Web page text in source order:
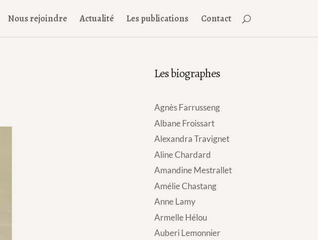
Nous rejoindre Actualité Les publications Contact
Les biographes
Agnès Farrusseng
Albane Froissart
Alexandra Travignet
Aline Chardard
Amandine Mestrallet
Amélie Chastang
Anne Lamy
Armelle Hélou
Auberi Lemonnier